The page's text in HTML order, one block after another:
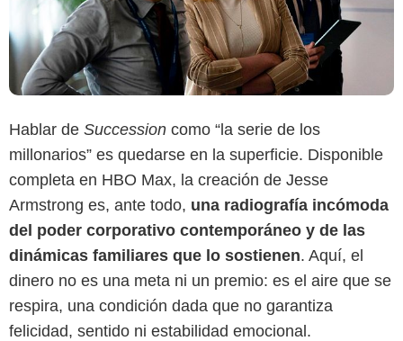
Hablar de Succession como “la serie de los
millonarios” es quedarse en la superficie. Disponible
completa en HBO Max, la creación de Jesse
Armstrong es, ante todo, una radiografía incómoda
del poder corporativo contemporáneo y de las
dinámicas familiares que lo sostienen. Aquí, el
dinero no es una meta ni un premio: es el aire que se
respira, una condición dada que no garantiza
felicidad, sentido ni estabilidad emocional.